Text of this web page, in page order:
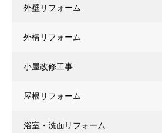
外壁リフォーム
外構リフォーム
小屋改修工事
屋根リフォーム
浴室・洗面リフォーム